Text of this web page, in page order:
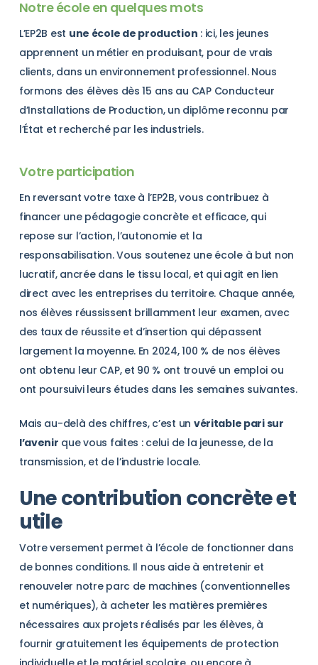
Notre école en quelques mots
L’EP2B est une école de production : ici, les jeunes
apprennent un métier en produisant, pour de vrais
clients, dans un environnement professionnel. Nous
formons des élèves dès 15 ans au CAP Conducteur
d’Installations de Production, un diplôme reconnu par
l’État et recherché par les industriels.
Votre participation
En reversant votre taxe à l’EP2B, vous contribuez à
financer une pédagogie concrète et efficace, qui
repose sur l’action, l’autonomie et la
responsabilisation. Vous soutenez une école à but non
lucratif, ancrée dans le tissu local, et qui agit en lien
direct avec les entreprises du territoire. Chaque année,
nos élèves réussissent brillamment leur examen, avec
des taux de réussite et d’insertion qui dépassent
largement la moyenne. En 2024, 100 % de nos élèves
ont obtenu leur CAP, et 90 % ont trouvé un emploi ou
ont poursuivi leurs études dans les semaines suivantes.
Mais au-delà des chiffres, c’est un véritable pari sur
l’avenir que vous faites : celui de la jeunesse, de la
transmission, et de l’industrie locale.
Une contribution concrète et
utile
Votre versement permet à l’école de fonctionner dans
de bonnes conditions. Il nous aide à entretenir et
renouveler notre parc de machines (conventionnelles
et numériques), à acheter les matières premières
nécessaires aux projets réalisés par les élèves, à
fournir gratuitement les équipements de protection